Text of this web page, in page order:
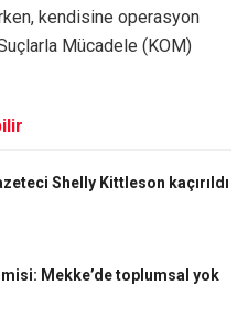
kendisine operasyon
Mücadele (KOM)
Shelly Kittleson kaçırıldı
Mekke’de toplumsal yok